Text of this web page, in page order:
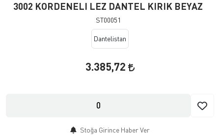
3002 KORDENELI LEZ DANTEL KIRIK BEYAZ
ST00051
Dantelistan
3.385,72
0
Stoğa Girince Haber Ver